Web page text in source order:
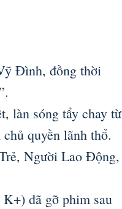
Đình, đồng thời
làn sóng tẩy chay từ
quyền lãnh thổ.
Người Lao Động,
đã gỡ phim sau